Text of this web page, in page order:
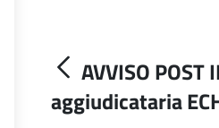
AVVISO POST
aggiudicataria